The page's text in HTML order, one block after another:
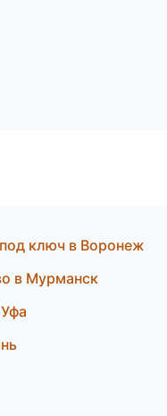
ключ в Воронеж
в Мурманск